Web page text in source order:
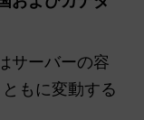
サーバーの容
もに変動する